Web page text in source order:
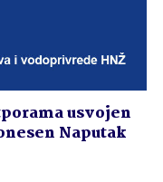
usvojen
Naputak